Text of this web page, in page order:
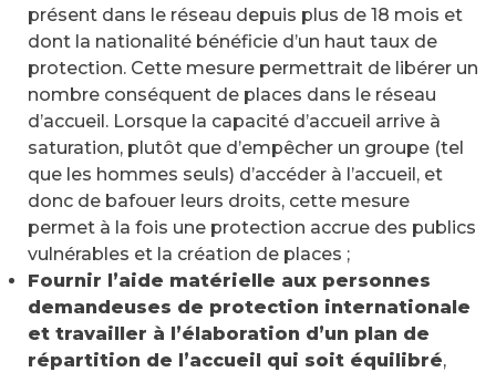
présent dans le réseau depuis plus de 18 mois et
dont la nationalité bénéficie d’un haut taux de
protection. Cette mesure permettrait de libérer un
nombre conséquent de places dans le réseau
d’accueil. Lorsque la capacité d’accueil arrive à
saturation, plutôt que d’empêcher un groupe (tel
que les hommes seuls) d’accéder à l’accueil, et
donc de bafouer leurs droits, cette mesure
permet à la fois une protection accrue des publics
vulnérables et la création de places ;
Fournir l’aide matérielle aux personnes
demandeuses de protection internationale
et travailler à l’élaboration d’un plan de
répartition de l’accueil qui soit équilibré,